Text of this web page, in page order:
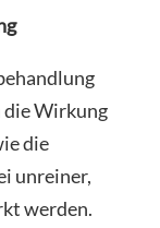
die Wirkung
die
unreiner,
werden.